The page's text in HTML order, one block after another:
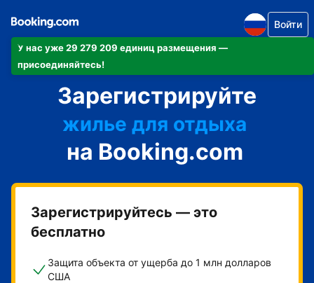
У нас уже 29 279 209 единиц размещения —
присоединяйтесь!
Войти
Зарегистрируйте
апартаменты/квартиру
отель
жилье для отдыха
гостевой дом
мини-отель
на Booking.com
Зарегистрируйтесь — это
бесплатно
Защита объекта от ущерба до 1 млн долларов
США